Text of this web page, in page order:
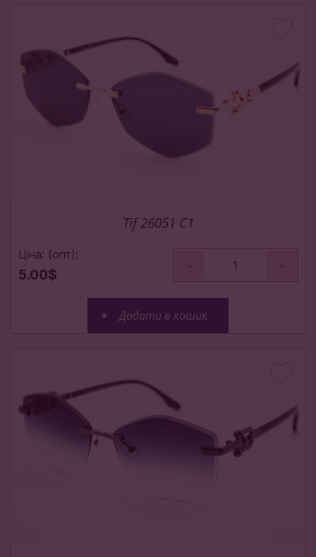
Tif 26051 C1
Ціна: (опт):
5.00$
- +
Додати в кошик